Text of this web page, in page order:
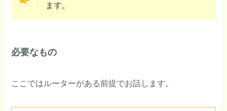
ます。
必要なもの
ここではルーターがある前提でお話します。